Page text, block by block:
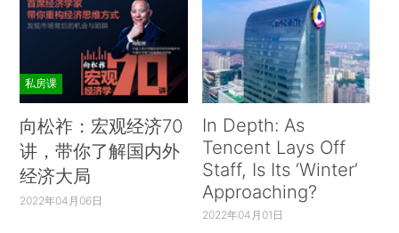
私房课
向松祚：宏观经济70
讲，带你了解国内外
经济大局
2022年04月06日
In Depth: As
Tencent Lays Off
Staff, Is Its ‘Winter’
Approaching?
2022年04月01日